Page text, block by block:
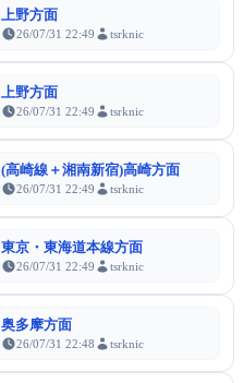
上野方面
26/07/31 22:49 tsrknic
上野方面
26/07/31 22:49 tsrknic
(高崎線＋湘南新宿)高崎方面
26/07/31 22:49 tsrknic
東京・東海道本線方面
26/07/31 22:49 tsrknic
奥多摩方面
26/07/31 22:48 tsrknic